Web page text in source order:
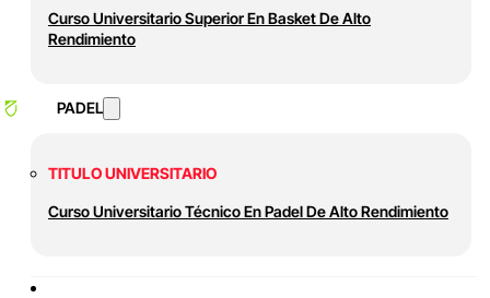
Curso Universitario Superior En Basket De Alto
Rendimiento
PADEL
TITULO UNIVERSITARIO
Curso Universitario Técnico En Padel De Alto Rendimiento